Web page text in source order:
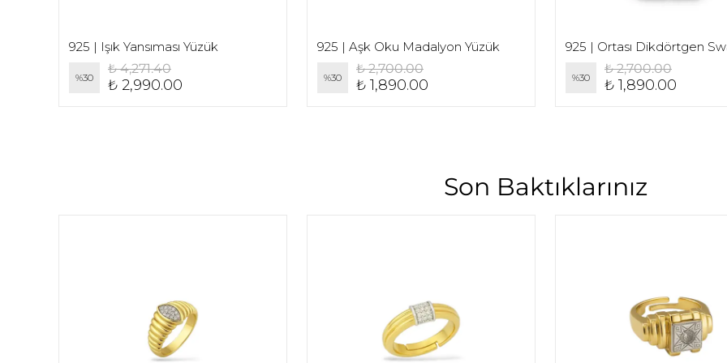
925 | Işık Yansıması Yüzük
%30
₺ 4,271.40
₺ 2,990.00
925 | Aşk Oku Madalyon Yüzük
%30
₺ 2,700.00
₺ 1,890.00 %30
₺ 2,700.00
₺ 1,890.00
Son Baktıklarınız